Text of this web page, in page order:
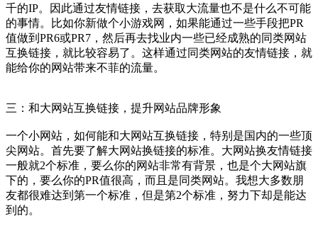
千的IP。因此通过友情链接，去获取大流量也不是什么不可能
的事情。比如你新做个小游戏网，如果能通过一些手段把PR
值做到PR6或PR7，然后再去找业内一些已经成熟的同类网站
互换链接，就比较容易了。这样通过同类网站的友情链接，就
能给你的网站带来不菲的流量。
三：和大网站互换链接，提升网站品牌形象
一个小网站，如何能和大网站互换链接，特别是国内的一些顶
尖网站。首先要了解大网站换链接的标准。大网站换友情链接
一般就2个标准，要么你的网站非常有背景，也是个大网站旗
下的，要么你的PR值很高，而且是同类网站。我想大多数朋
友都很难达到第一个标准，但是第2个标准，努力下却是能达
到的。